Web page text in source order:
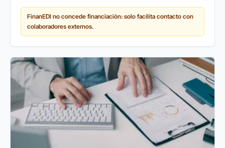
empresas españolas recurren a herramientas que
les permitan mantener su...
FinanEDI no concede financiación: solo facilita contacto con
colaboradores externos.